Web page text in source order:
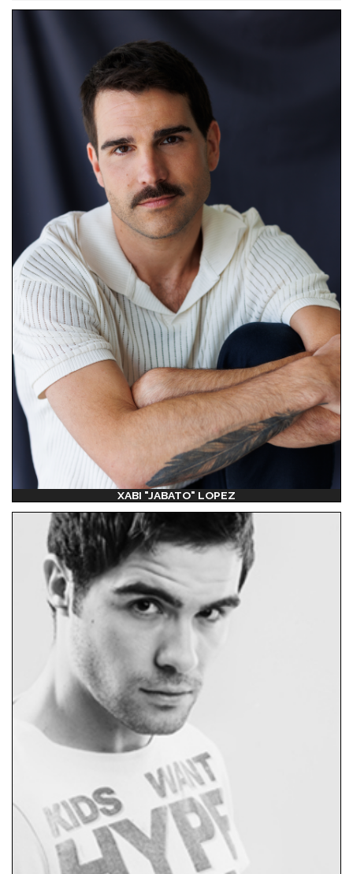
XABI "JABATO" LOPEZ